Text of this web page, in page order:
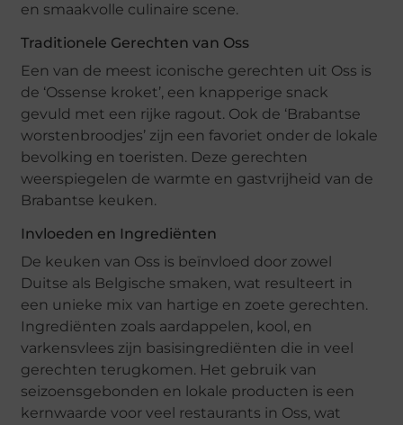
en smaakvolle culinaire scene.
Traditionele Gerechten van Oss
Een van de meest iconische gerechten uit Oss is
de ‘Ossense kroket’, een knapperige snack
gevuld met een rijke ragout. Ook de ‘Brabantse
worstenbroodjes’ zijn een favoriet onder de lokale
bevolking en toeristen. Deze gerechten
weerspiegelen de warmte en gastvrijheid van de
Brabantse keuken.
Invloeden en Ingrediënten
De keuken van Oss is beïnvloed door zowel
Duitse als Belgische smaken, wat resulteert in
een unieke mix van hartige en zoete gerechten.
Ingrediënten zoals aardappelen, kool, en
varkensvlees zijn basisingrediënten die in veel
gerechten terugkomen. Het gebruik van
seizoensgebonden en lokale producten is een
kernwaarde voor veel restaurants in Oss, wat